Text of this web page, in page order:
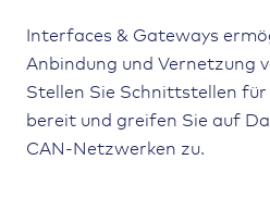
Interfaces & Gateways
Anbindung und Vernetzung
Stellen Sie Schnittstellen
bereit und greifen Sie auf
CAN-Netzwerken zu.